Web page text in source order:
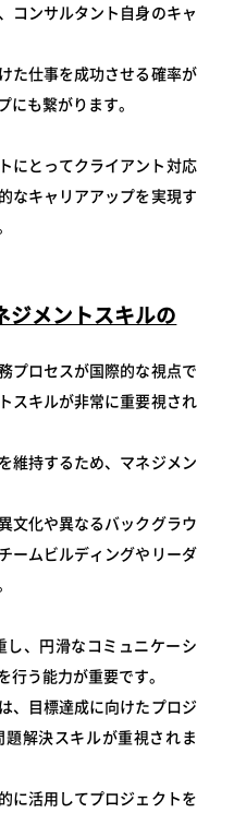
コンサルタント自身のキャ
た仕事を成功させる確率が
も繋がります。
にとってクライアント対応
なキャリアアップを実現す
ジメントスキルの
プロセスが国際的な視点で
スキルが非常に重要視され
維持するため、マネジメン
文化や異なるバックグラウ
ームビルディングやリーダ
、円滑なコミュニケーシ
行う能力が重要です。
、目標達成に向けたプロジ
解決スキルが重視されま
に活用してプロジェクトを